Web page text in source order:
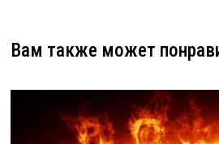
Вам также может